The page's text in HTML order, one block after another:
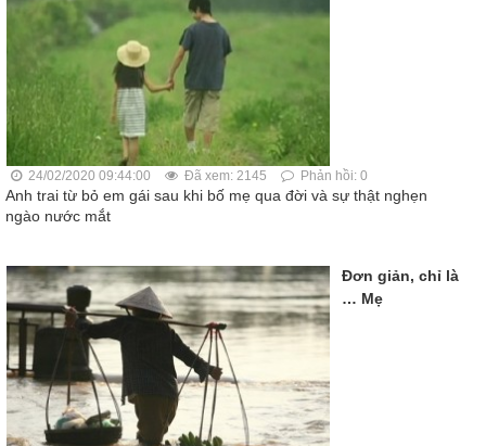
24/02/2020 09:44:00 Đã xem: 2145 Phản hồi: 0
Anh trai từ bỏ em gái sau khi bố mẹ qua đời và sự thật nghẹn
ngào nước mắt
Đơn giản, chỉ là
… Mẹ